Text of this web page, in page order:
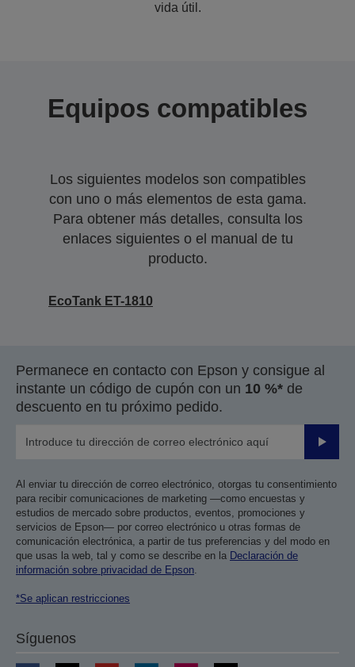
vida útil.
Equipos compatibles
Los siguientes modelos son compatibles
con uno o más elementos de esta gama.
Para obtener más detalles, consulta los
enlaces siguientes o el manual de tu
producto.
EcoTank ET-1810
Permanece en contacto con Epson y consigue al
instante un código de cupón con un 10 %* de
descuento en tu próximo pedido.
Enviar
Al enviar tu dirección de correo electrónico, otorgas tu consentimiento
para recibir comunicaciones de marketing —como encuestas y
estudios de mercado sobre productos, eventos, promociones y
servicios de Epson— por correo electrónico u otras formas de
comunicación electrónica, a partir de tus preferencias y del modo en
que usas la web, tal y como se describe en la Declaración de
información sobre privacidad de Epson.
*Se aplican restricciones
Síguenos